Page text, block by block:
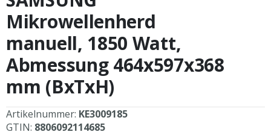
der
Bildergalerie
springen
Mikrowellenherd
manuell, 1850 Watt,
Abmessung 464x597x368
mm (BxTxH)
Artikelnummer: KE3009185
GTIN: 8806092114685